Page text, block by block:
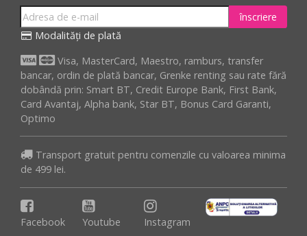
înscriere
Modalități de plată
Visa, MasterCard, Maestro, ramburs, transfer
bancar, ordin de plată bancar, Grenke renting sau rate fără
dobândă prin: Smart BT, Credit Europe Bank, First Bank,
Card Avantaj, Alpha bank, Star BT, Bonus Card Garanti,
Optimo
Transport gratuit pentru comenzile cu valoarea minima
de 499 lei.
Facebook Youtube Instagram